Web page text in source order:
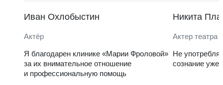
Иван Охлобыстин
Актёр
Я благодарен клинике «Марии Фроловой»
за их внимательное отношение
и профессиональную помощь
Никита
Актер театра
Не
сознание уже